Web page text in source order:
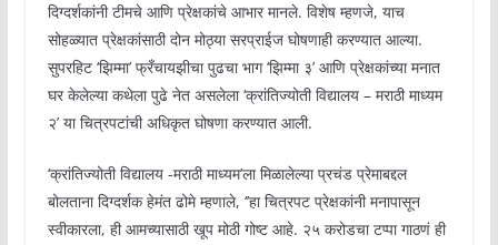
दिग्दर्शकांनी टीमचे आणि प्रेक्षकांचे आभार मानले. विशेष म्हणजे, याच
सोहळ्यात प्रेक्षकांसाठी दोन मोठ्या सरप्राईज घोषणाही करण्यात आल्या.
सुपरहिट ‘झिम्मा’ फ्रँचायझीचा पुढचा भाग ‘झिम्मा ३’ आणि प्रेक्षकांच्या मनात
घर केलेल्या कथेला पुढे नेत असलेला ‘क्रांतिज्योती विद्यालय – मराठी माध्यम
२’ या चित्रपटांची अधिकृत घोषणा करण्यात आली.
‘क्रांतिज्योती विद्यालय -मराठी माध्यम’ला मिळालेल्या प्रचंड प्रेमाबद्दल
बोलताना दिग्दर्शक हेमंत ढोमे म्हणाले, ‘’हा चित्रपट प्रेक्षकांनी मनापासून
स्वीकारला, ही आमच्यासाठी खूप मोठी गोष्ट आहे. २५ करोडचा टप्पा गाठणं ही